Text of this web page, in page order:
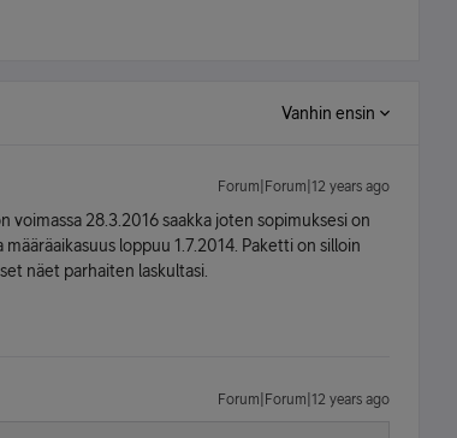
Vanhin ensin
Forum|Forum|12 years ago
voimassa 28.3.2016 saakka joten sopimuksesi on
loppuu 1.7.2014. Paketti on silloin
näet parhaiten laskultasi.
Forum|Forum|12 years ago